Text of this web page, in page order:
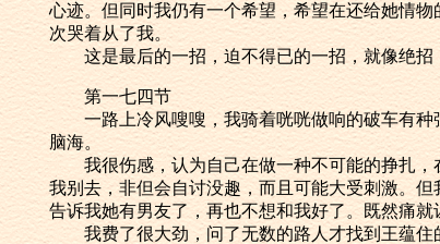
心迹。但同时我仍有一个希望，希望在还给她情
次哭着从了我。
这是最后的一招，迫不得已的一招，就像绝招
第一七四节
一路上冷风嗖嗖，我骑着咣咣做响的破车有种
脑海。
我很伤感，认为自己在做一种不可能的挣扎，
我别去，非但会自讨没趣，而且可能大受刺激。
告诉我她有男友了，再也不想和我好了。既然痛
我费了很大劲，问了无数的路人才找到王蕴住